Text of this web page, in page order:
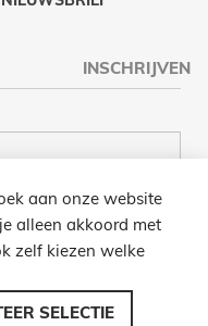
INSCHRIJVEN
aan onze website
alleen akkoord met
zelf kiezen welke
SELECTIE